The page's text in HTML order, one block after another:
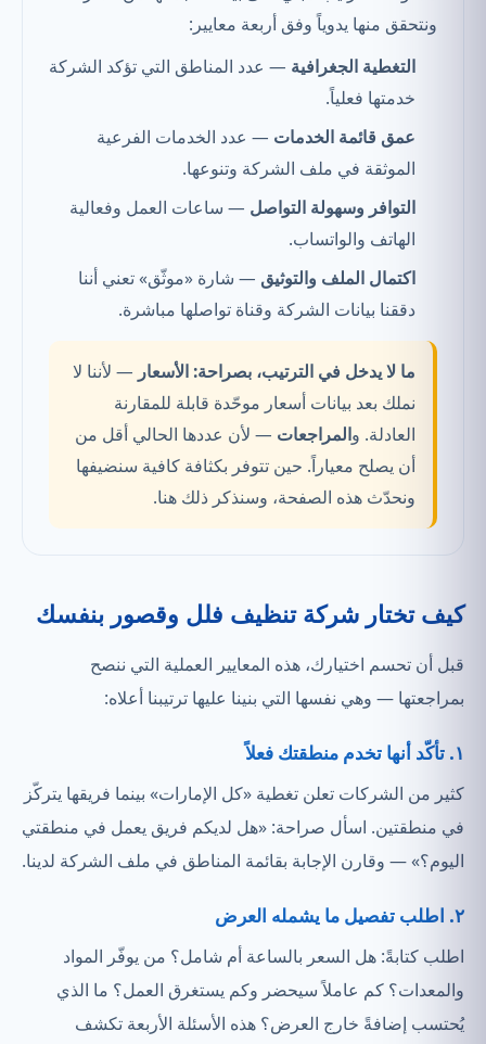
ونتحقق منها يدوياً وفق أربعة معايير:
التغطية الجغرافية — عدد المناطق التي تؤكد الشركة
خدمتها فعلياً.
عمق قائمة الخدمات — عدد الخدمات الفرعية
الموثقة في ملف الشركة وتنوعها.
التوافر وسهولة التواصل — ساعات العمل وفعالية
الهاتف والواتساب.
اكتمال الملف والتوثيق — شارة «موثّق» تعني أننا
دققنا بيانات الشركة وقناة تواصلها مباشرة.
ما لا يدخل في الترتيب، بصراحة: الأسعار — لأننا لا
نملك بعد بيانات أسعار موحّدة قابلة للمقارنة
العادلة. والمراجعات — لأن عددها الحالي أقل من
أن يصلح معياراً. حين تتوفر بكثافة كافية سنضيفها
ونحدّث هذه الصفحة، وسنذكر ذلك هنا.
كيف تختار شركة تنظيف فلل وقصور بنفسك
قبل أن تحسم اختيارك، هذه المعايير العملية التي ننصح
بمراجعتها — وهي نفسها التي بنينا عليها ترتيبنا أعلاه:
١. تأكّد أنها تخدم منطقتك فعلاً
كثير من الشركات تعلن تغطية «كل الإمارات» بينما فريقها يتركّز
في منطقتين. اسأل صراحة: «هل لديكم فريق يعمل في منطقتي
اليوم؟» — وقارن الإجابة بقائمة المناطق في ملف الشركة لدينا.
٢. اطلب تفصيل ما يشمله العرض
اطلب كتابةً: هل السعر بالساعة أم شامل؟ من يوفّر المواد
والمعدات؟ كم عاملاً سيحضر وكم يستغرق العمل؟ ما الذي
يُحتسب إضافةً خارج العرض؟ هذه الأسئلة الأربعة تكشف